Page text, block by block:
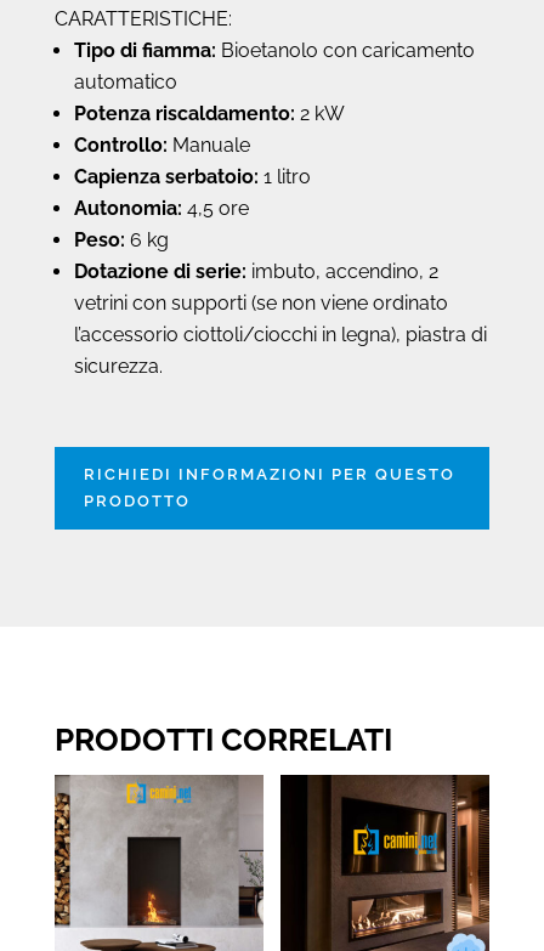
CARATTERISTICHE:
Tipo di fiamma: Bioetanolo con caricamento
automatico
Potenza riscaldamento: 2 kW
Controllo: Manuale
Capienza serbatoio: 1 litro
Autonomia: 4,5 ore
Peso: 6 kg
Dotazione di serie: imbuto, accendino, 2
vetrini con supporti (se non viene ordinato
l’accessorio ciottoli/ciocchi in legna), piastra di
sicurezza.
RICHIEDI INFORMAZIONI PER QUESTO
PRODOTTO
PRODOTTI CORRELATI